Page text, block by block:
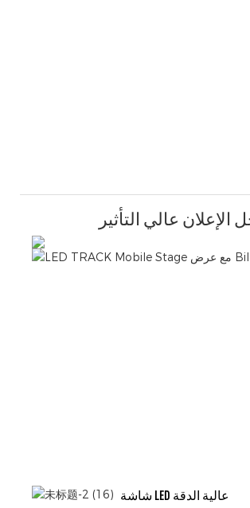
الإعلان عالي التأثير
شاشة LED عالية الدقة